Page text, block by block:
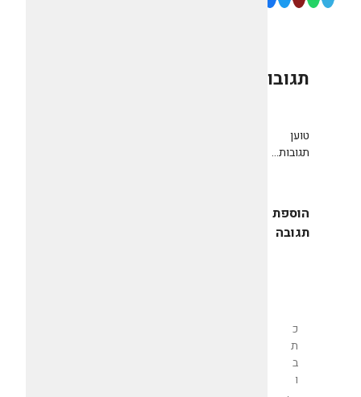
תגובות
טוען
תגובות...
הוספת
תגובה